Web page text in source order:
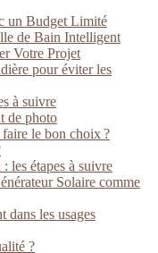
un Budget Limité
de Bain Intelligent
Votre Projet
pour éviter les
à suivre
de photo
le bon choix ?
les étapes à suivre
Solaire comme
dans les usages
?